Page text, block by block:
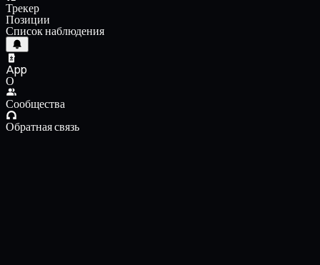
Трекер
Позиции
Список наблюдения
App
О
Сообщества
Обратная связь